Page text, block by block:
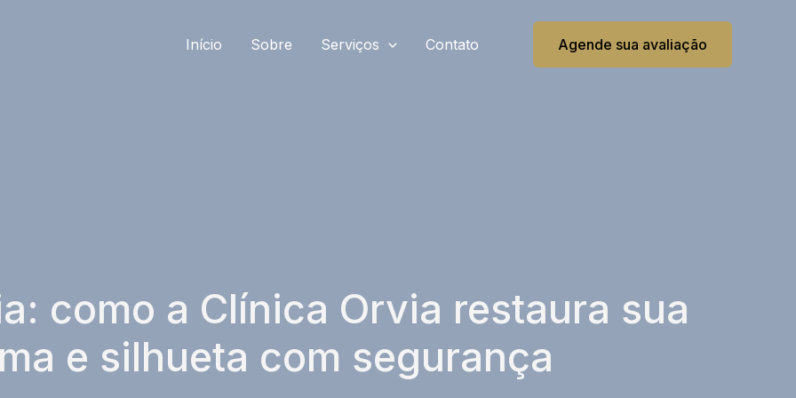
Início Sobre Serviços Contato Agende sua avaliação
como a Clínica Orvia restaura sua
e silhueta com segurança